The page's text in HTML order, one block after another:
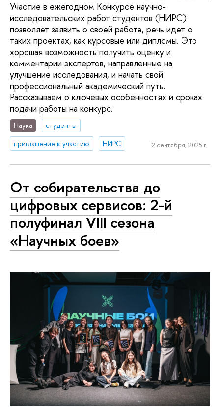
Участие в ежегодном Конкурсе научно-
исследовательских работ студентов (НИРС)
позволяет заявить о своей работе, речь идет о
таких проектах, как курсовые или дипломы. Это
хорошая возможность получить оценку и
комментарии экспертов, направленные на
улучшение исследования, и начать свой
профессиональный академический путь.
Рассказываем о ключевых особенностях и сроках
подачи работы на конкурс.
Наука
студенты
приглашение к участию
НИРС 2 сентября, 2025 г.
От собирательства до
цифровых сервисов: 2-й
полуфинал VIII сезона
«Научных боев»